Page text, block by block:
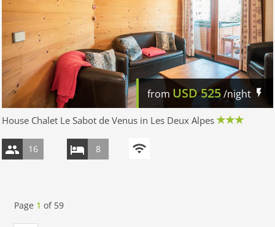
from USD525/night
House Chalet Le Sabot de Venus in Les Deux Alpes
16 8
Page 1 of 59